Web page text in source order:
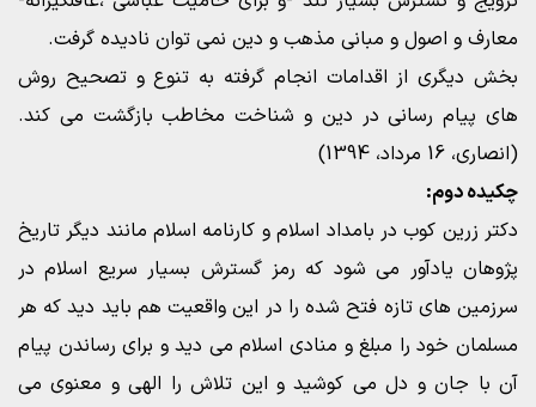
معارف و اصول و مبانی مذهب و دین نمی توان نادیده گرفت.
بخش دیگری از اقدامات انجام گرفته به تنوع و تصحیح روش
های پیام رسانی در دین و شناخت مخاطب بازگشت می کند.
(انصاری، 16 مرداد، 1394)
چکیده دوم:
دکتر زرین کوب در بامداد اسلام و کارنامه اسلام مانند دیگر تاریخ
پژوهان یادآور می شود که رمز گسترش بسیار سریع اسلام در
سرزمین های تازه فتح شده را در این واقعیت هم باید دید که هر
مسلمان خود را مبلغ و منادی اسلام می دید و برای رساندن پیام
آن با جان و دل می کوشید و این تلاش را الهی و معنوی می